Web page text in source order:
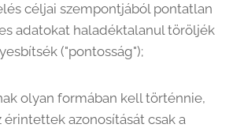
céljai szempontjából pontatlan
adatokat haladéktalanul töröljék
("pontosság");
olyan formában kell történnie,
érintettek azonosítását csak a